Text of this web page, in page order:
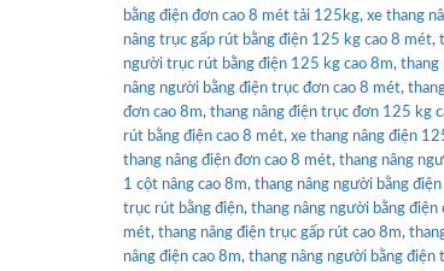
bằng điện đơn cao 8 mét tải 125kg, xe thang
nâng trục gấp rút bằng điện 125 kg cao 8 mét,
người trục rút bằng điện 125 kg cao 8m, thang
nâng người bằng điện trục đơn cao 8 mét,
đơn cao 8m, thang nâng điện trục đơn 125 kg
rút bằng điện cao 8 mét, xe thang nâng điện
thang nâng điện đơn cao 8 mét, thang nâng
1 cột nâng cao 8m, thang nâng người bằng
trục rút bằng điện, thang nâng người bằng điện
mét, thang nâng điện trục gấp rút cao 8m,
nâng điện cao 8m, thang nâng người bằng điện